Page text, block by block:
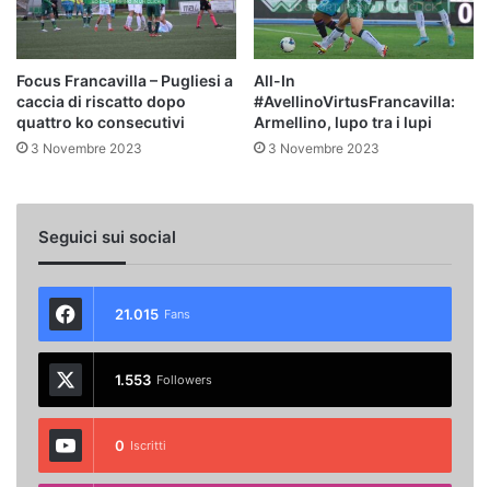
Focus Francavilla – Pugliesi a
caccia di riscatto dopo
quattro ko consecutivi
3 Novembre 2023
All-In
#AvellinoVirtusFrancavilla:
Armellino, lupo tra i lupi
3 Novembre 2023
Seguici sui social
21.015 Fans
1.553 Followers
0 Iscritti